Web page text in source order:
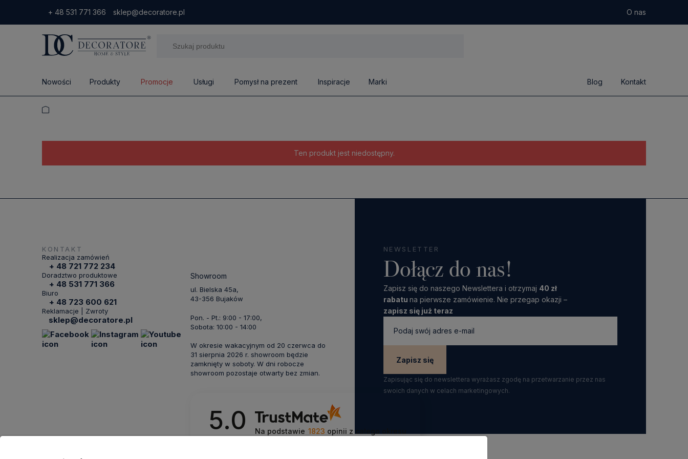
+ 48 531 771 366 sklep@decoratore.pl O nas
Nowości Produkty Promocje Usługi Pomysł na prezent Inspiracje Marki Blog Kontakt
Ten produkt jest niedostępny.
NEWSLETTER
Dołącz do nas!
Zapisz się do naszego Newslettera i otrzymaj 40 zł
rabatu na pierwsze zamówienie. Nie przegap okazji –
zapisz się już teraz
Zapisz się
Zapisując się do newslettera wyrażasz zgodę na przetwarzanie przez nas
swoich danych w celach marketingowych.
KONTAKT
Realizacja zamówień
+ 48 721 772 234
Doradztwo produktowe
+ 48 531 771 366
Biuro
+ 48 723 600 621
Reklamacje | Zwroty
sklep@decoratore.pl
Showroom
ul. Bielska 45a,
43-356 Bujaków
Pon. - Pt.: 9:00 - 17:00,
Sobota: 10:00 - 14:00
W okresie wakacyjnym od 20 czerwca do
31 sierpnia 2026 r. showroom będzie
zamknięty w soboty. W dni robocze
showroom pozostaje otwarty bez zmian.
5.0 Na podstawie 1823 opinii z całego okresu